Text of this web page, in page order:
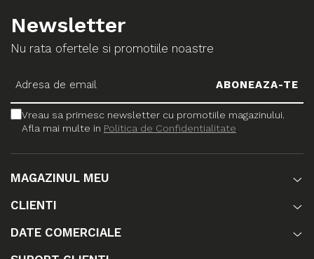
Newsletter
Nu rata ofertele si promotiile noastre
Vreau sa primesc newsletter cu promotiile magazinului.
Afla mai multe in Politica de Confidentialitate
MAGAZINUL MEU
CLIENTI
DATE COMERCIALE